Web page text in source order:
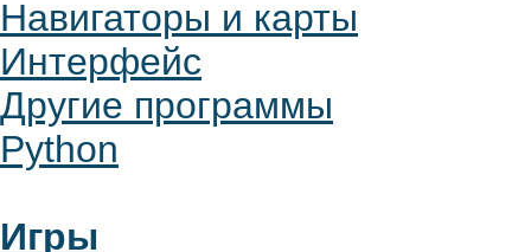
Навигаторы и карты
Интерфейс
Другие программы
Python
Игры